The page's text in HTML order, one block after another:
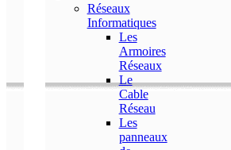
Réseaux
Informatiques
Les
Armoires
Réseaux
Le
Cable
Réseau
Les
panneaux